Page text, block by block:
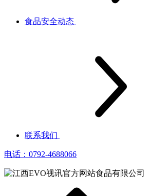
食品安全动态
联系我们
电话：0792-4688066